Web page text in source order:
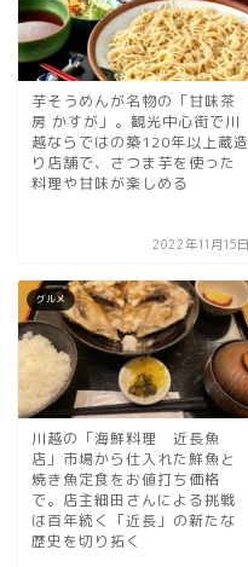
芋そうめんが名物の「甘味茶
房 かすが」。観光中心街で川
越ならではの築120年以上蔵造
り店舗で、さつま芋を使った
料理や甘味が楽しめる
2022年11月15日
グルメ
川越の「海鮮料理 近長魚
店」市場から仕入れた鮮魚と
焼き魚定食をお値打ち価格
で。店主細田さんによる挑戦
は百年続く「近長」の新たな
歴史を切り拓く